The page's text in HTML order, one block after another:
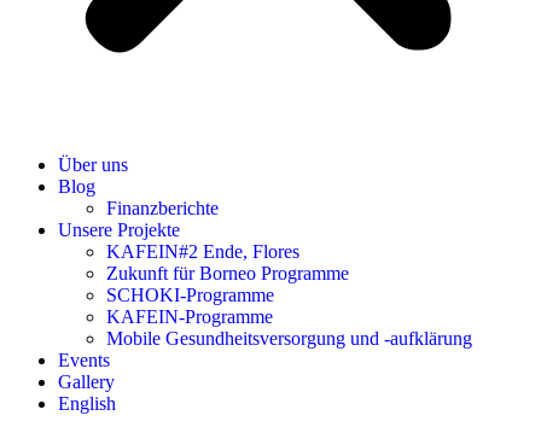
Über uns
Blog
Finanzberichte
Unsere Projekte
KAFEIN#2 Ende, Flores
Zukunft für Borneo Programme
SCHOKI-Programme
KAFEIN-Programme
Mobile Gesundheitsversorgung und -aufklärung
Events
Gallery
English